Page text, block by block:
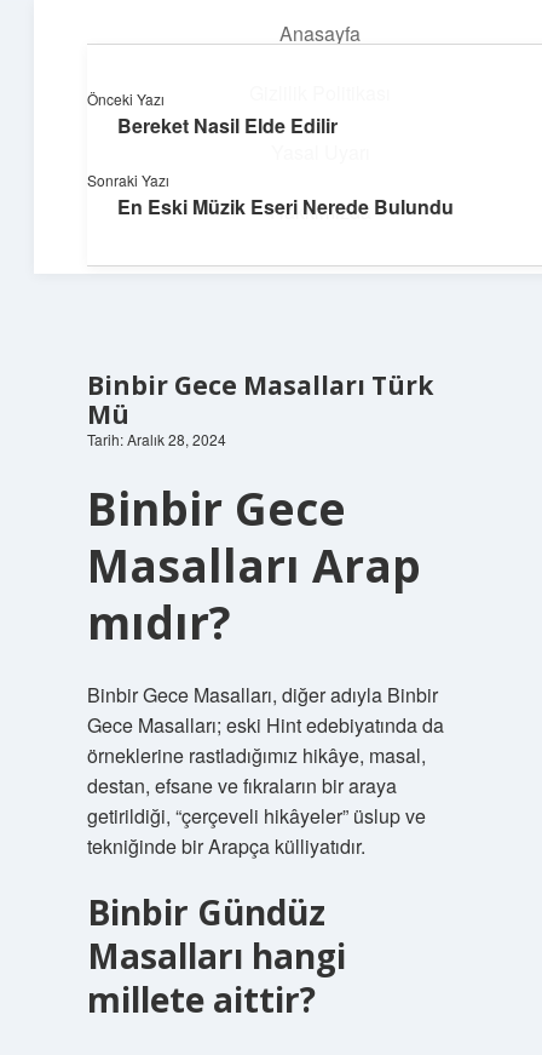
Anasayfa
Hakkımızda
Dalgalardan ilham alan neşeli bilgiler!
Binbir Gece Masalları Türk
Mü
Tarih: Aralık 28, 2024
Binbir Gece
Masalları Arap
mıdır?
Binbir Gece Masalları, diğer adıyla Binbir
Gece Masalları; eski Hint edebiyatında da
örneklerine rastladığımız hikâye, masal,
destan, efsane ve fıkraların bir araya
getirildiği, “çerçeveli hikâyeler” üslup ve
tekniğinde bir Arapça külliyatıdır.
Binbir Gündüz
Masalları hangi
millete aittir?
Önceki Yazı
Bereket Nasil Elde Edilir
Sonraki Yazı
En Eski Müzik Eseri Nerede Bulundu